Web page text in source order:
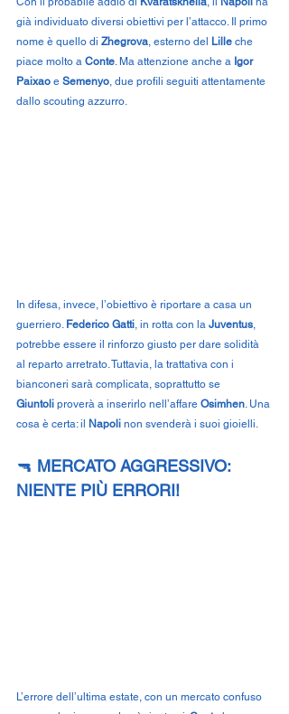
già individuato diversi obiettivi per l’attacco. Il primo
nome è quello di Zhegrova , esterno del Lille che
piace molto a Conte . Ma attenzione anche a Igor
Paixao e Semenyo , due profili seguiti attentamente
dallo scouting azzurro.
In difesa, invece, l’obiettivo è riportare a casa un
guerriero. Federico Gatti, in rotta con la Juventus,
potrebbe essere il rinforzo giusto per dare solidità
al reparto arretrato. Tuttavia, la trattativa con i
bianconeri sarà complicata, soprattutto se
Giuntoli proverà a inserirlo nell’affare Osimhen. Una
cosa è certa: il
Napoli non svenderà i suoi gioielli.
🔫 MERCATO AGGRESSIVO:
NIENTE PIÙ ERRORI!
L’errore dell’ultima estate, con un mercato confuso